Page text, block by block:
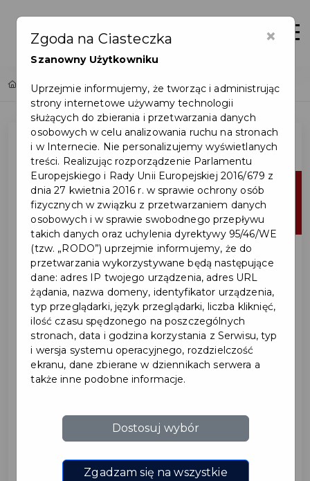
Zaloguj
Home Lista aktualności
06
maj
Agencja Reklamowa
tdutkowskicom - nowy
×
Zgoda na Ciasteczka
Szanowny Użytkowniku
Uprzejmie informujemy, że tworząc i administrując
strony internetowe używamy technologii
służących do zbierania i przetwarzania danych
osobowych w celu analizowania ruchu na stronach
i w Internecie. Nie personalizujemy wyświetlanych
treści. Realizując rozporządzenie Parlamentu
Europejskiego i Rady Unii Europejskiej 2016/679 z
dnia 27 kwietnia 2016 r. w sprawie ochrony osób
fizycznych w związku z przetwarzaniem danych
osobowych i w sprawie swobodnego przepływu
takich danych oraz uchylenia dyrektywy 95/46/WE
(tzw. „RODO”) uprzejmie informujemy, że do
przetwarzania wykorzystywane będą następujące
dane: adres IP twojego urządzenia, adres URL
żądania, nazwa domeny, identyfikator urządzenia,
typ przeglądarki, język przeglądarki, liczba kliknięć,
ilość czasu spędzonego na poszczególnych
stronach, data i godzina korzystania z Serwisu, typ
i wersja systemu operacyjnego, rozdzielczość
ekranu, dane zbierane w dziennikach serwera a
także inne podobne informacje.
Dostosuj wybór
Zgadzam się na wszystkie